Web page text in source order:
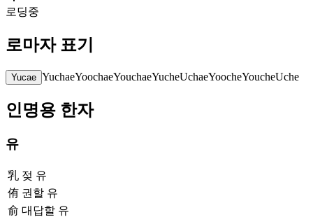
로딩중
로마자 표기
Yucae YuchaeYoochaeYouchaeYucheUchaeYoocheYoucheUche
인명용 한자
유
乳 젖 유
侑 권할 유
俞 대답할 유